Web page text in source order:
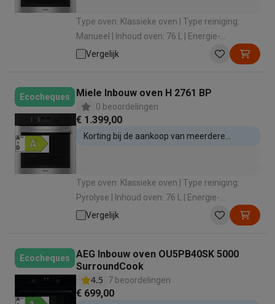
Type oven: Klassieke oven | Type reiniging:
Manueel | Inhoud oven: 76 L | Energie-
efficiëntieklasse: A+ | Verwarmingswijze: Hete
Vergelijk
Ecocheques Miele Inbouw oven H 2761 BP
0 beoordelingen
€ 1.399,00
Korting bij de aankoop van meerdere
Type oven: Klassieke oven | Type reiniging:
Pyrolyse | Inhoud oven: 76 L | Energie-
efficiëntieklasse: A+ | Verwarmingswijze: Hete
Vergelijk
Ecocheques
AEG Inbouw oven OU5PB40SK 5000
SurroundCook
4.5
7 beoordelingen
€ 699,00